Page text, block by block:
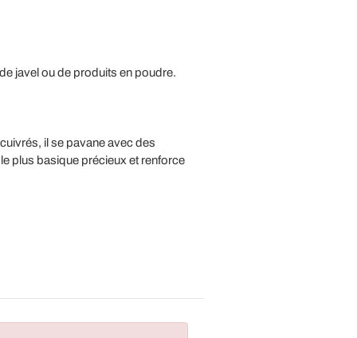
javel ou de produits en poudre.
il se pavane avec des
plus basique précieux et renforce